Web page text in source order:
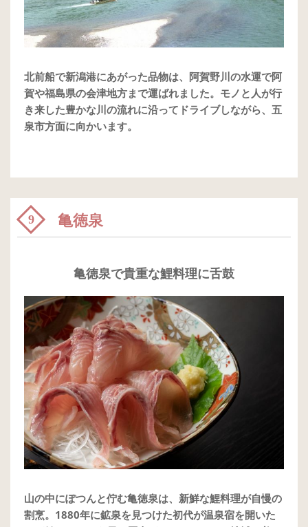
北前船で新潟港にあがった品物は、阿賀野川の水運で阿
賀や福島県の会津地方まで運ばれました。モノと人が行
き来した豊かな川の流れに沿ってドライブしながら、五
泉市方面に向かいます。
9 亀徳泉
亀徳泉で貴重な鯉料理に舌鼓
山の中にぽつんと佇む亀徳泉は、新鮮な鯉料理が自慢の
割烹。1880年に鉱泉を見つけた初代が温泉宿を開いた